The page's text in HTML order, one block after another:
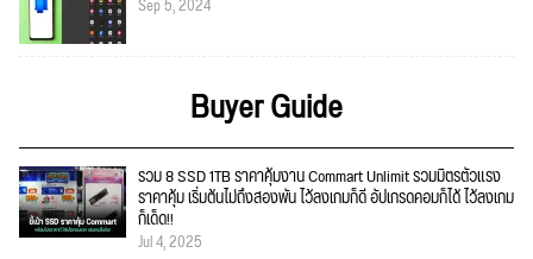
Sep 5, 2024
Buyer Guide
รวม 8 SSD 1TB ราคาคุ้มงาน Commart Unlimit รวมมิตรตัวแรง
ราคาคุ้ม เริ่มต้นไม่ถึงสองพัน ไว้ลงเกมก็ดี อัปเกรดคอมก็ได้ ไว้ลงเกม
ก็เด็ด!!
Jul 4, 2025